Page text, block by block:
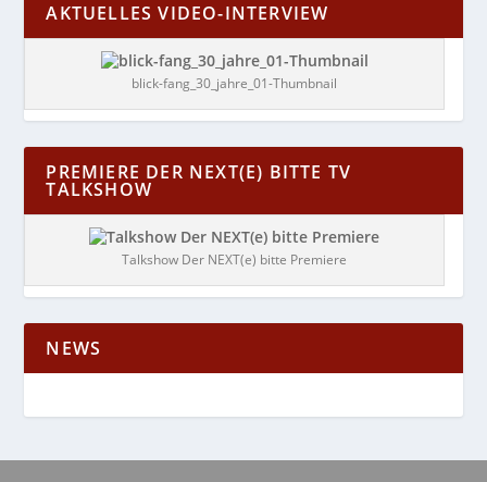
AKTUELLES VIDEO-INTERVIEW
blick-fang_30_jahre_01-Thumbnail
PREMIERE DER NEXT(E) BITTE TV
TALKSHOW
Talkshow Der NEXT(e) bitte Premiere
NEWS